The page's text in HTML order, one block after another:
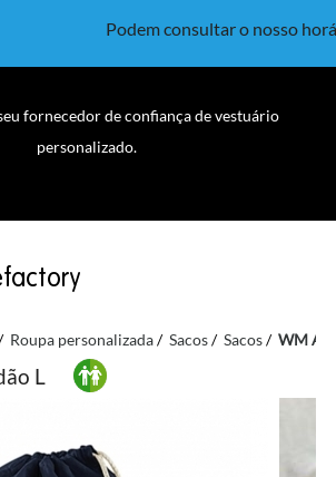
Podem consultar o nosso
fornecedor de confiança de vestuário
personalizado.
Roupa personalizada Sacos Sacos WM
L